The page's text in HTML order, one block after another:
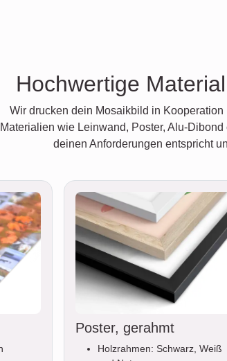
Hochwertige
Wir drucken dein Mosaikbild in
Materialien wie Leinwand, Poster, Alu-
deinen Anforderungen entspricht
Poster, gerahmt
Holzrahmen: Schwarz, Weiß